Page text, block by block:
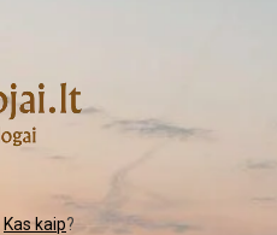
Kas kaip?